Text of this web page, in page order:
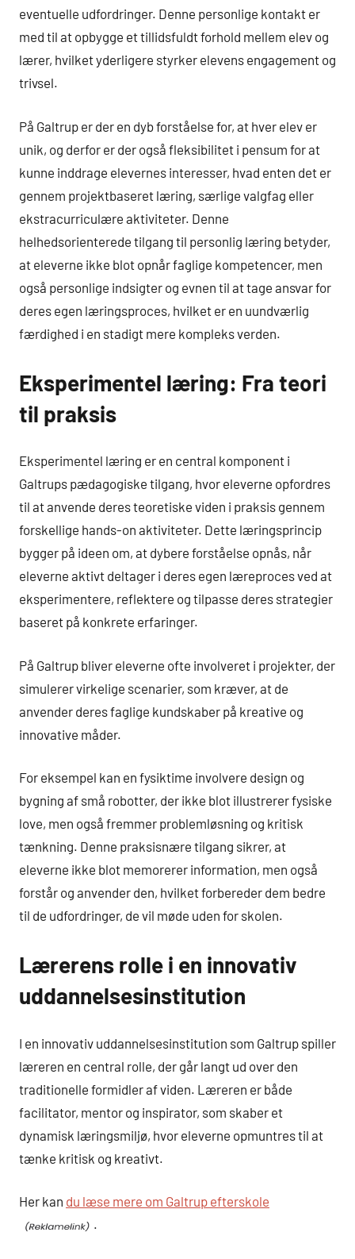
eventuelle udfordringer. Denne personlige kontakt er
med til at opbygge et tillidsfuldt forhold mellem elev og
lærer, hvilket yderligere styrker elevens engagement og
trivsel.
På Galtrup er der en dyb forståelse for, at hver elev er
unik, og derfor er der også fleksibilitet i pensum for at
kunne inddrage elevernes interesser, hvad enten det er
gennem projektbaseret læring, særlige valgfag eller
ekstracurriculære aktiviteter. Denne
helhedsorienterede tilgang til personlig læring betyder,
at eleverne ikke blot opnår faglige kompetencer, men
også personlige indsigter og evnen til at tage ansvar for
deres egen læringsproces, hvilket er en uundværlig
færdighed i en stadigt mere kompleks verden.
Eksperimentel læring: Fra teori
til praksis
Eksperimentel læring er en central komponent i
Galtrups pædagogiske tilgang, hvor eleverne opfordres
til at anvende deres teoretiske viden i praksis gennem
forskellige hands-on aktiviteter. Dette læringsprincip
bygger på ideen om, at dybere forståelse opnås, når
eleverne aktivt deltager i deres egen læreproces ved at
eksperimentere, reflektere og tilpasse deres strategier
baseret på konkrete erfaringer.
På Galtrup bliver eleverne ofte involveret i projekter, der
simulerer virkelige scenarier, som kræver, at de
anvender deres faglige kundskaber på kreative og
innovative måder.
For eksempel kan en fysiktime involvere design og
bygning af små robotter, der ikke blot illustrerer fysiske
love, men også fremmer problemløsning og kritisk
tænkning. Denne praksisnære tilgang sikrer, at
eleverne ikke blot memorerer information, men også
forstår og anvender den, hvilket forbereder dem bedre
til de udfordringer, de vil møde uden for skolen.
Lærerens rolle i en innovativ
uddannelsesinstitution
I en innovativ uddannelsesinstitution som Galtrup spiller
læreren en central rolle, der går langt ud over den
traditionelle formidler af viden. Læreren er både
facilitator, mentor og inspirator, som skaber et
dynamisk læringsmiljø, hvor eleverne opmuntres til at
tænke kritisk og kreativt.
Her kan du læse mere om Galtrup efterskole
.